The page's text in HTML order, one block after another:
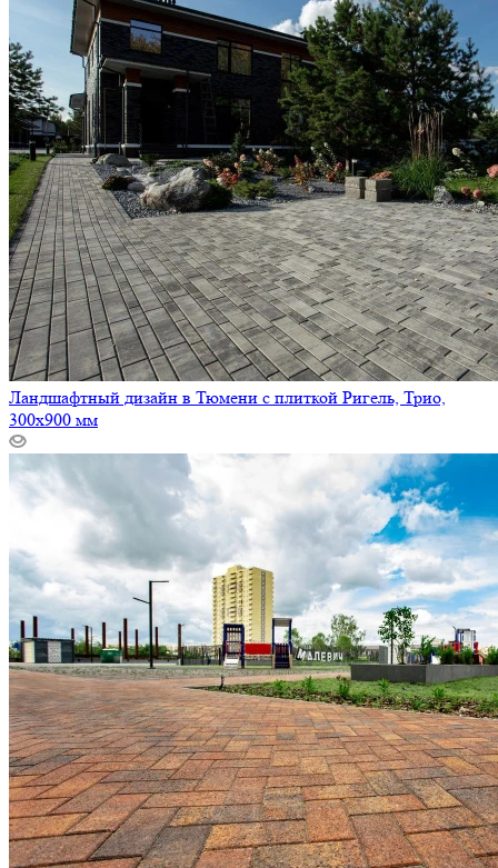
Ландшафтный дизайн в Тюмени с плиткой Ригель, Трио,
300х900 мм